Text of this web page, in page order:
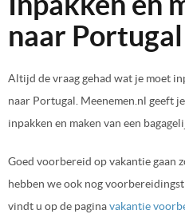
naar Portugal
Altijd de vraag gehad wat je moet
naar Portugal. Meenemen.nl geeft
inpakken en maken van een
Goed voorbereid op vakantie gaan
hebben we ook nog
vindt u op de paginavakantie